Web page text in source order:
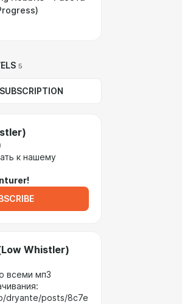
5
к нашему
Whistler)
всеми мп3
dryante/posts/8c7e